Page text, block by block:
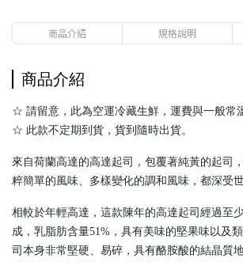
商品介紹 規格說明
商品介紹
☆ 請留意，此為空運冷藏生鮮，運費與一般常
☆ 此款不定期到貨，貨到隨時出貨。
來自荷蘭高達的高達起司，包覆著純黃的起司
粹簡單的風味、多樣變化的調和風味，都深受
相較於年輕高達，這款陳年的高達起司經過至
成，乳脂肪含量51%，具有美味的堅果味以及
司本身非常堅硬、易碎，具有酪胺酸的結晶質